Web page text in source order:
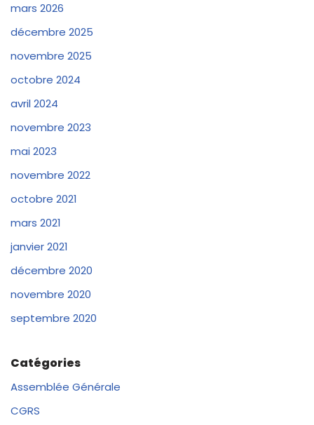
mars 2026
décembre 2025
novembre 2025
octobre 2024
avril 2024
novembre 2023
mai 2023
novembre 2022
octobre 2021
mars 2021
janvier 2021
décembre 2020
novembre 2020
septembre 2020
Catégories
Assemblée Générale
CGRS